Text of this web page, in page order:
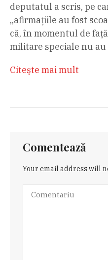
deputatul a scris, pe
„afirmațiile au fost
că, în momentul de
militare speciale nu
Citeşte mai mult
Comentează
Your email address will